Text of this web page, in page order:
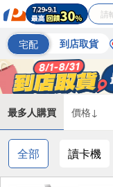
宅配 到店取貨
最多人購買 價格↓
全部 讀卡機